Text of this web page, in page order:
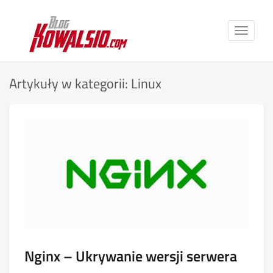
Toggle
Artykuły w kategorii: Linux
Nginx – Ukrywanie wersji serwera